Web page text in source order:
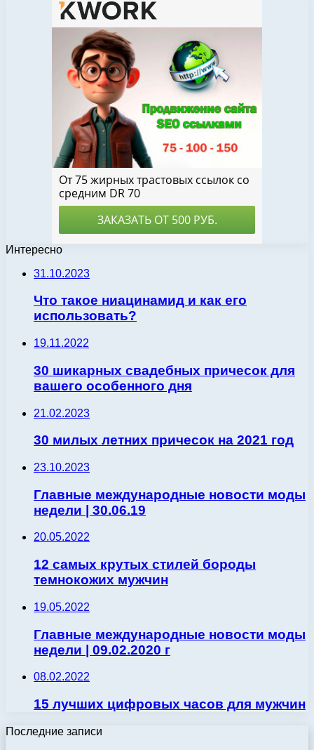
Интересно
31.10.2023
Что такое ниацинамид и как его
использовать?
19.11.2022
30 шикарных свадебных причесок для
вашего особенного дня
21.02.2023
30 милых летних причесок на 2021 год
23.10.2023
Главные международные новости моды
недели | 30.06.19
20.05.2022
12 самых крутых стилей бороды
темнокожих мужчин
19.05.2022
Главные международные новости моды
недели | 09.02.2020 г
08.02.2022
15 лучших цифровых часов для мужчин
Последние записи